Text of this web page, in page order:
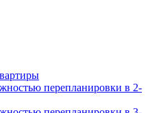
перепланировки в 2-